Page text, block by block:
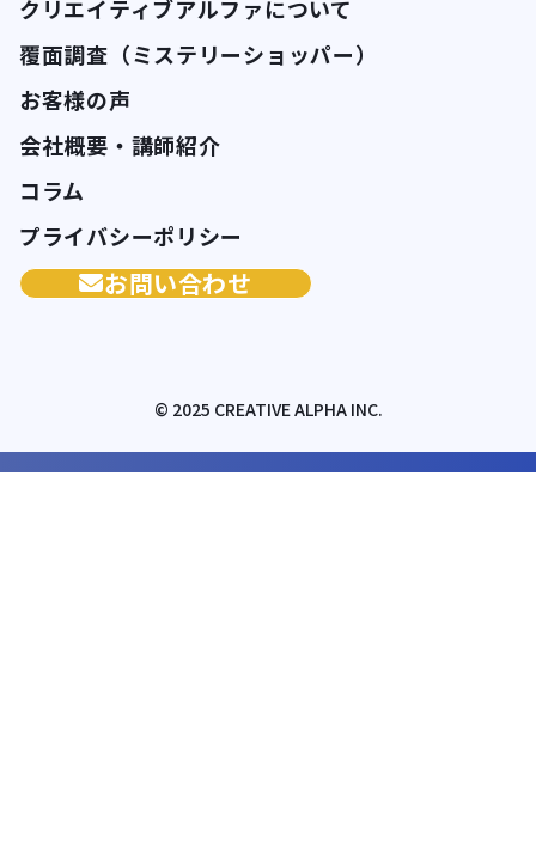
クリエイティブアルファについて
覆面調査（ミステリーショッパー）
お客様の声
会社概要・講師紹介
コラム
プライバシーポリシー
お問い合わせ
© 2025 CREATIVE ALPHA INC.